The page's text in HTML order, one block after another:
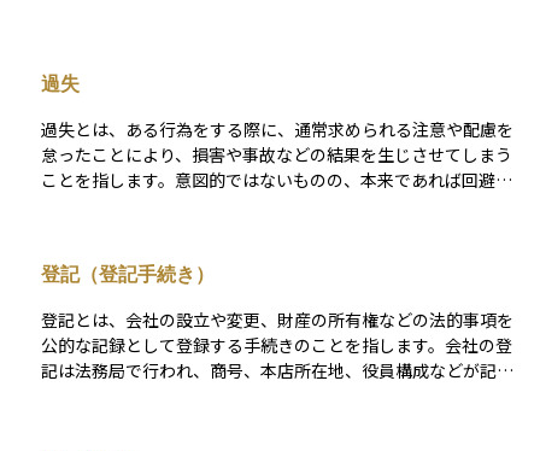
過失
過失とは、ある行為をする際に、通常求められる注意や配慮を
怠ったことにより、損害や事故などの結果を生じさせてしまう
ことを指します。意図的ではないものの、本来であれば回避で
った場合や、顧客の投資目的を確認せずに不適切な提案をした
場合などが「過失」にあたることがあります。過失が認められ
ると、損害賠償責任を負う可能性があり、金融業務に従事する
者には高度な注意義務（善管注意義務）が求められます。つま
り、過失とは「やるべきことをしなかった」ことに対する責任
登記（登記手続き）
登記とは、会社の設立や変更、財産の所有権などの法的事項を
公的な記録として登録する手続きのことを指します。会社の登
記は法務局で行われ、商号、本店所在地、役員構成などが記録